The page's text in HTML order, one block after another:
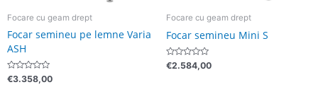
Focare cu geam drept
Focar semineu pe lemne Varia
ASH
Evaluat
la
€3.358,00
Focare cu geam drept
Focar semineu Mini S
Evaluat
la
€2.584,00